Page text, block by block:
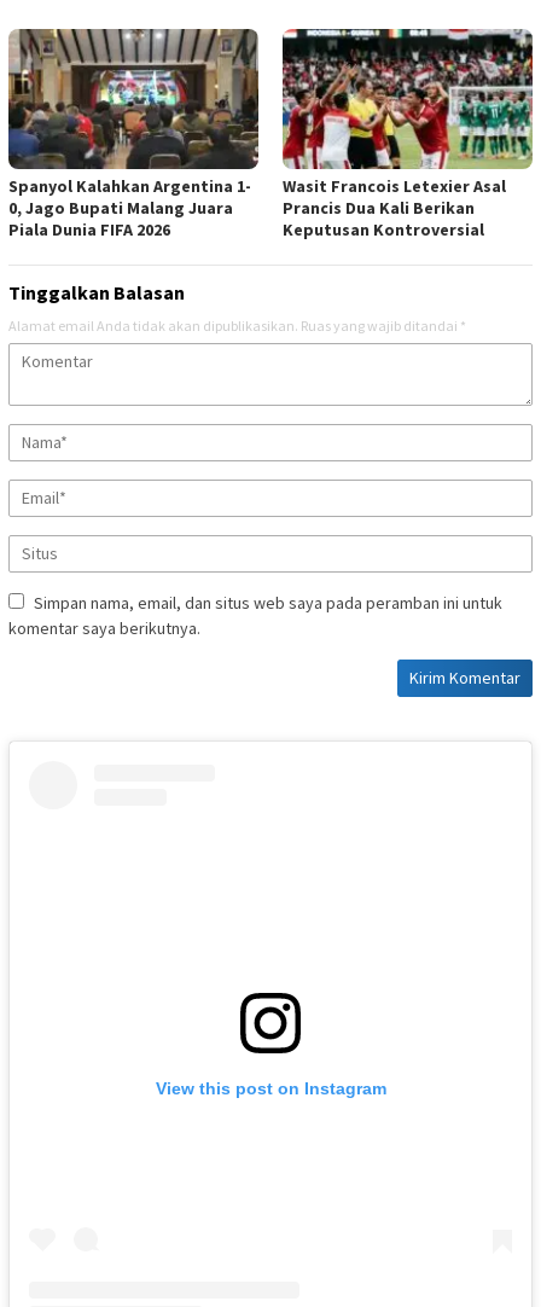
Spanyol Kalahkan Argentina 1-
0, Jago Bupati Malang Juara
Piala Dunia FIFA 2026
Wasit Francois Letexier Asal
Prancis Dua Kali Berikan
Keputusan Kontroversial
Tinggalkan Balasan
Alamat email Anda tidak akan dipublikasikan. Ruas yang wajib ditandai *
Simpan nama, email, dan situs web saya pada peramban ini untuk
komentar saya berikutnya.
View this post on Instagram